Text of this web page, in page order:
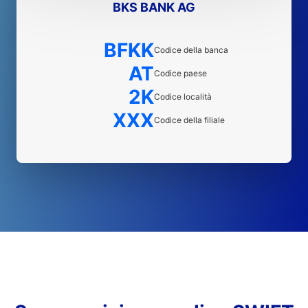
BKS BANK AG
BFKKCodice della banca
ATCodice paese
2KCodice località
XXXCodice della filiale